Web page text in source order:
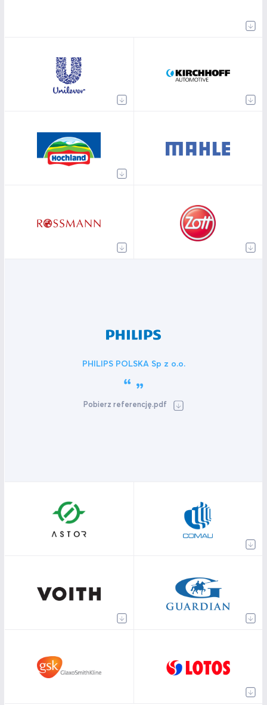
PHILIPS POLSKA Sp z o.o.
Pobierz referencję.pdf